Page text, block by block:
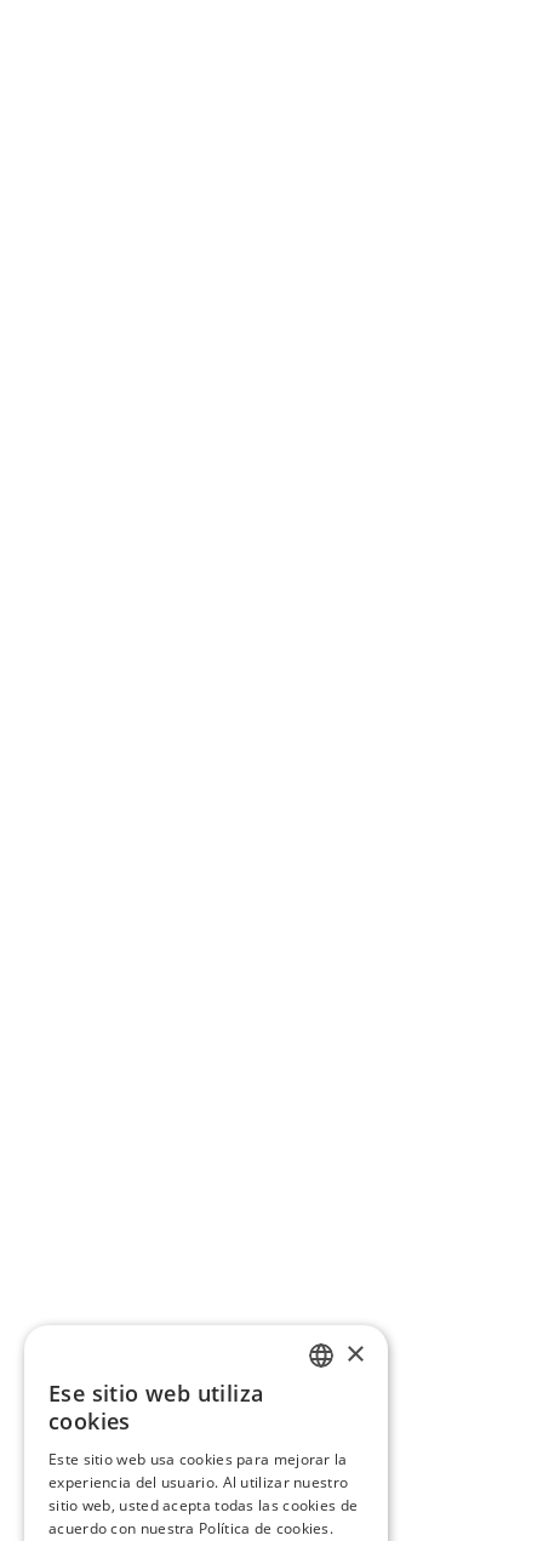
×
Ese sitio web utiliza
cookies
Este sitio web usa cookies para mejorar la
experiencia del usuario. Al utilizar nuestro
sitio web, usted acepta todas las cookies de
acuerdo con nuestra Política de cookies.